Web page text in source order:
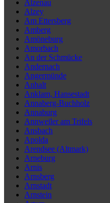
Alzenau
Alzey
Am Ettersberg
Amberg
Amöneburg
Amorbach
An der Schmücke
Andernach
Angermünde
Anhalt
Anklam, Hansestadt
Annaberg-Buchholz
Annaburg
Annweiler am Trifels
Ansbach
Apolda
Arendsee (Altmark)
Arneburg
Arnis
Arnsberg
Arnstadt
Arnstein